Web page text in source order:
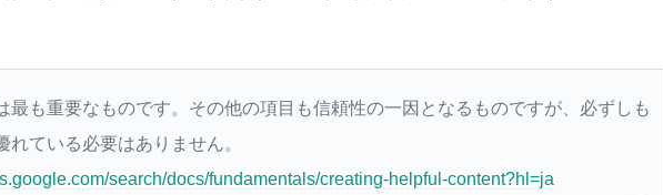
最も重要なものです。その他の項目も信頼性の一因となるものですが、必ずしも
れている必要はありません。
search/docs/fundamentals/creating-helpful-content?hl=ja